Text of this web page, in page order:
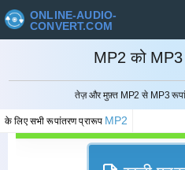
ONLINE-AUDIO-
CONVERT.COM
MP2 को MP3
तेज़ और मुफ़्त MP2 से MP3
के लिए सभी रूपांतरण प्रारूप MP2
रद्द